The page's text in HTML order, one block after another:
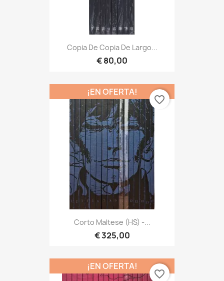
Copia De Copia De Largo...
€ 80,00
Corto Maltese (HS) -...
€ 325,00
¡EN OFERTA!
favorite_border
¡EN OFERTA!
favorite_border